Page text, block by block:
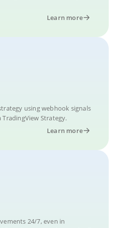
Learn more
using webhook signals
Strategy.
Learn more
24/7, even in